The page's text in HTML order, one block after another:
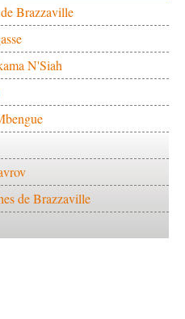
Brazzaville
N'Siah
de Brazzaville